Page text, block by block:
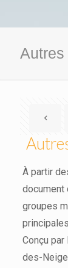
Autres
À partir
document
groupes
Conçu
des-